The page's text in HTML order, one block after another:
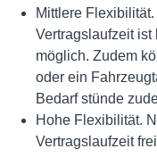
Mittlere
Vertragslaufzeit ist
möglich. Zudem
oder ein
Bedarf stünde
Hohe Flexibilität.
Vertragslaufzeit